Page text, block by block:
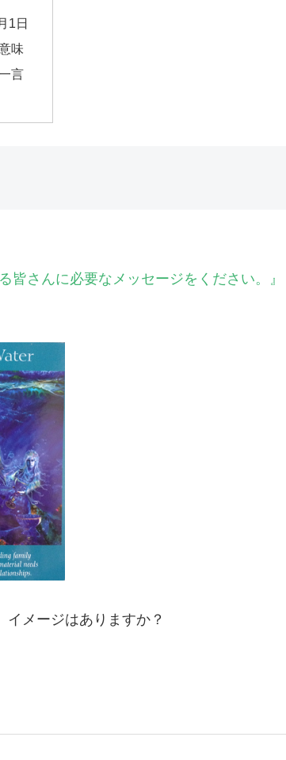
1日
味
言
さんに必要なメッセージをください。』
メージはありますか？